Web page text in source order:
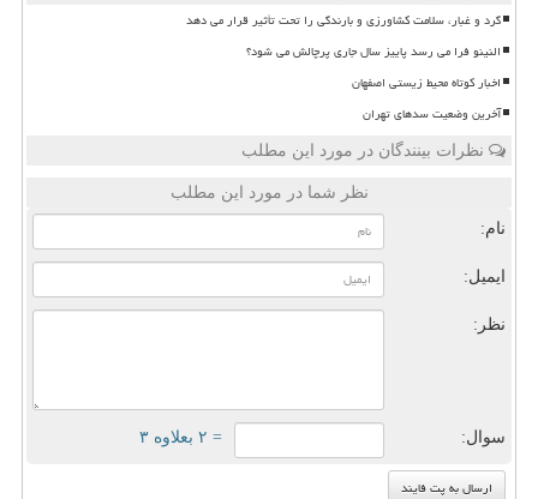
گرد و غبار، سلامت کشاورزی و بارندگی را تحت تأثیر قرار می دهد
النینو فرا می رسد پاییز سال جاری پرچالش می شود؟
اخبار کوتاه محیط زیستی اصفهان
آخرین وضعیت سدهای تهران
نظرات بینندگان در مورد این مطلب
نظر شما در مورد این مطلب
نام:
ایمیل:
نظر:
سوال: = ۲ بعلاوه ۳